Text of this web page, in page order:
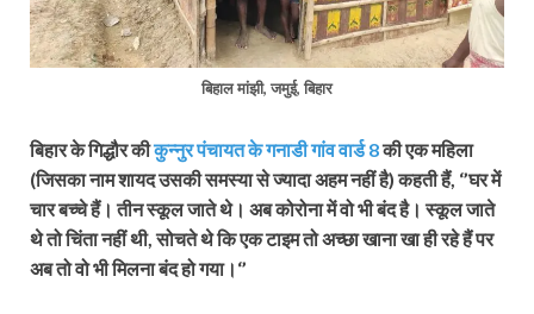
बिहाल मांझी, जमुई, बिहार
बिहार के गिद्धौर कीकुन्नुर पंचायत के गनाडी गांव वार्ड 8की एक महिला
(जिसका नाम शायद उसकी समस्या से ज्यादा अहम नहीं है) कहती हैं, ‘’घर में
चार बच्चे हैं। तीन स्कूल जाते थे। अब कोरोना में वो भी बंद है। स्कूल जाते
थे तो चिंता नहीं थी, सोचते थे कि एक टाइम तो अच्छा खाना खा ही रहे हैं पर
अब तो वो भी मिलना बंद हो गया।‘’